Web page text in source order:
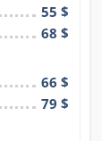
55 $
68 $
66 $
79 $